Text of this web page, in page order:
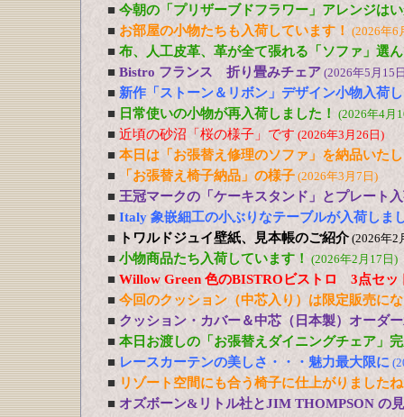
■ 今朝の「プリザーブドフラワー」アレンジは
■ お部屋の小物たちも入荷しています！ (2026年6
■ 布、人工皮革、革が全て張れる「ソファ」選
■ Bistro フランス 折り畳みチェア (2026年5月15
■ 新作「ストーン＆リボン」デザイン小物入荷
■ 日常使いの小物が再入荷しました！ (2026年4月
■ 近頃の砂沼「桜の様子」です (2026年3月26日)
■ 本日は「お張替え修理のソファ」を納品いた
■
「お張替え椅子納品」の様子 (2026年3月7日)
■ 王冠マークの「ケーキスタンド」とプレート
■ Italy 象嵌細工の小ぶりなテーブルが入荷しま
■
トワルドジュイ壁紙、見本帳のご紹介 (2026年2
■ 小物商品たち入荷しています！ (2026年2月17日)
■ Willow Green 色のBISTROビストロ 3点セッ
■ 今回のクッション（中芯入り）は限定販売に
■ クッション・カバー＆中芯（日本製）オーダ
■ 本日お渡しの「お張替えダイニングチェア」
■ レースカーテンの美しさ・・・魅力最大限に
■ リゾート空間にも合う椅子に仕上がりましたね
■ オズボーン&リトル社とJIM THOMPSON の